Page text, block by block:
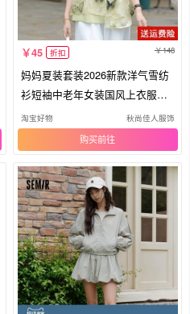
45 折扣 148
妈妈夏装套装2026新款洋气雪纺
衫短袖中老年女装国风上衣服两
件套
淘宝好物 秋尚佳人服饰
购买